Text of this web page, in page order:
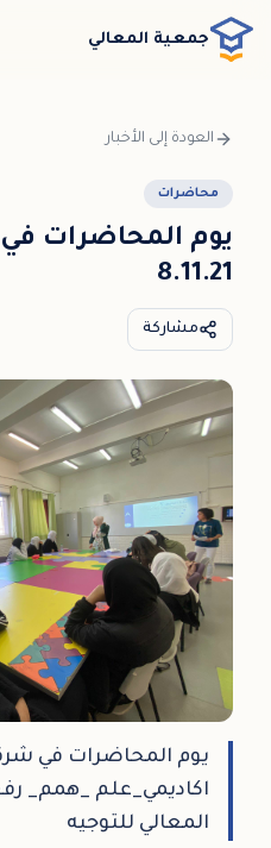
تخطي إلى المحتوى الرئيسي / דלג
جمعية المعالي
العودة إلى الأخبار
محاضرات
يوم المحاضرات
8.11.21
مشاركة
يوم المحاضرات في
اكاديمي_علم _همم_
المعالي للتوجيه